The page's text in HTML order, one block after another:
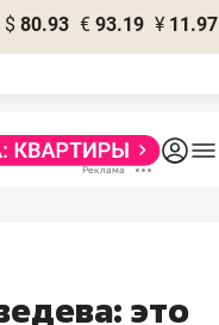
$ 80.93 € 93.19 ¥ 11.97
это